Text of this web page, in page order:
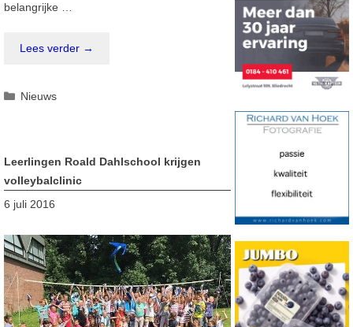
belangrijke …
Lees verder →
Categorieën
Nieuws
Leerlingen Roald Dahlschool krijgen
volleybalclinic
6 juli 2016